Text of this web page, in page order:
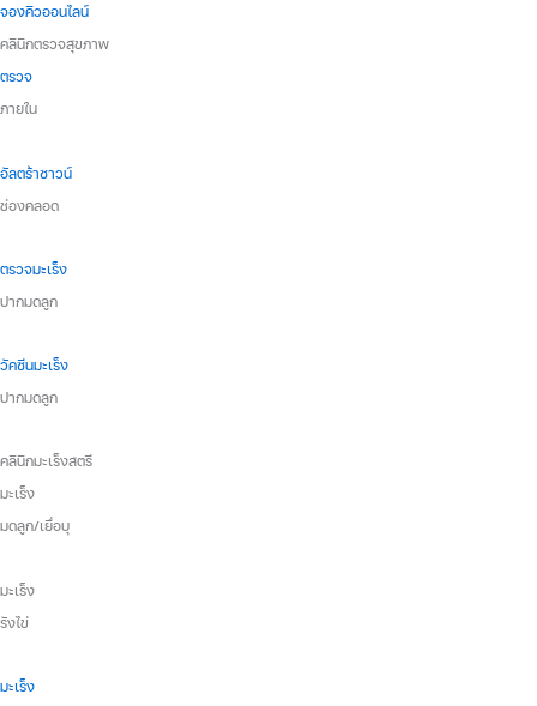
จองคิวออนไลน์
คลินิกตรวจสุขภาพ
ตรวจ
ภายใน
อัลตร้าซาวน์
ช่องคลอด
ตรวจมะเร็ง
ปากมดลูก
วัคซีนมะเร็ง
ปากมดลูก
คลินิกมะเร็งสตรี
มะเร็ง
มดลูก/เยื่อบุ
มะเร็ง
รังไข่
มะเร็ง